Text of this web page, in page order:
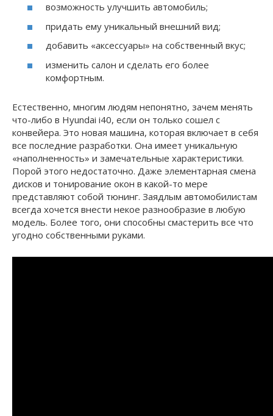
возможность улучшить автомобиль;
придать ему уникальный внешний вид;
добавить «аксессуары» на собственный вкус;
изменить салон и сделать его более
комфортным.
Естественно, многим людям непонятно, зачем менять
что-либо в Hyundai i40, если он только сошел с
конвейера. Это новая машина, которая включает в себя
все последние разработки. Она имеет уникальную
«наполненность» и замечательные характеристики.
Порой этого недостаточно. Даже элементарная смена
дисков и тонирование окон в какой-то мере
представляют собой тюнинг. Заядлым автомобилистам
всегда хочется внести некое разнообразие в любую
модель. Более того, они способны смастерить все что
угодно собственными руками.